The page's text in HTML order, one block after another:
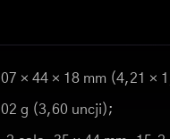
× 44 × 18 mm (4,21 ×
g (3,60 uncji);